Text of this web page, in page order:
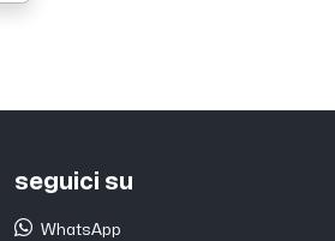
seguici su
WhatsApp